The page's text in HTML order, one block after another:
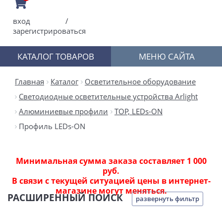
вход
/
зарегистрироваться
КАТАЛОГ ТОВАРОВ МЕНЮ САЙТА
Главная Каталог
Осветительное оборудование
Светодиодные осветительные устройства Arlight
Алюминиевые профили
TOP, LEDs-ON
Профиль LEDs-ON
Минимальная сумма заказа составляет 1 000
руб.
В связи с текущей ситуацией цены в интернет-
магазине могут меняться.
РАСШИРЕННЫЙ ПОИСК развернуть фильтр